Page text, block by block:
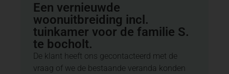
Een vernieuwde
woonuitbreiding incl.
tuinkamer voor de familie S.
te bocholt.
De klant heeft ons gecontacteerd met de
vraag of we de bestaande veranda konden